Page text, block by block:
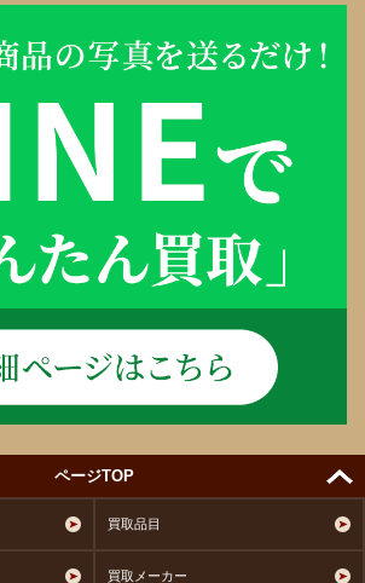
ページTOP
買取品目
買取メーカー